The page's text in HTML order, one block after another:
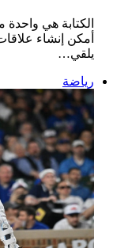
الكتابة هي واحدة
أمكن إنشاء
يلقي…
رياضة